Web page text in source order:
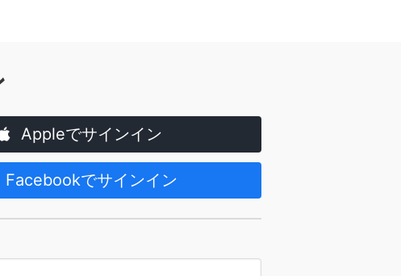
Appleでサインイン
Facebookでサインイン